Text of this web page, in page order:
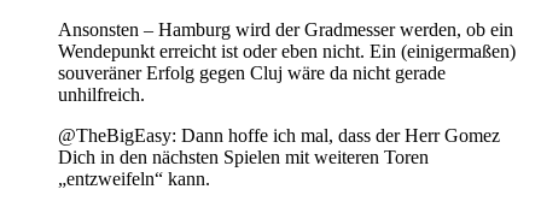
Ansonsten – Hamburg wird der Gradmesser werden, ob ein
Wendepunkt erreicht ist oder eben nicht. Ein (einigermaßen)
souveräner Erfolg gegen Cluj wäre da nicht gerade
unhilfreich.
@TheBigEasy: Dann hoffe ich mal, dass der Herr Gomez
Dich in den nächsten Spielen mit weiteren Toren
„entzweifeln“ kann.